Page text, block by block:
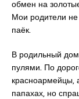
обмен на
Мои родители не
паёк.
В родильный
пулями. По
красноармейцы,
папахах, но